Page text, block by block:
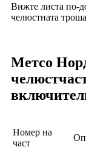
Вижте листа по-
челюстната
Метсо
челюст
Номер на
част